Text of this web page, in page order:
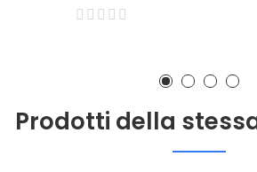
Prodotti della